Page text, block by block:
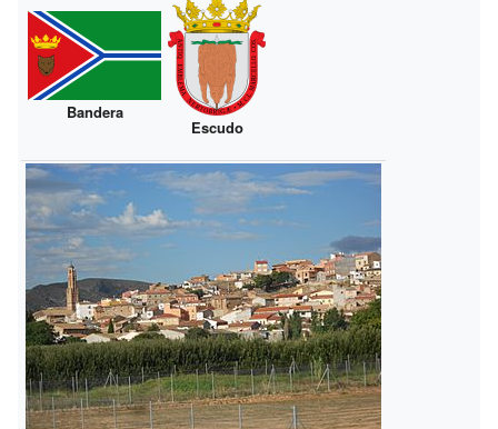
Bandera
Escudo